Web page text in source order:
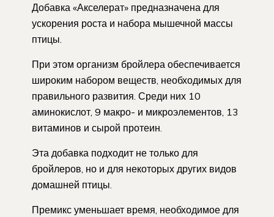
Добавка «Акселерат» предназначена для
ускорения роста и набора мышечной массы
птицы.
При этом организм бройлера обеспечивается
широким набором веществ, необходимых для
правильного развития. Среди них 10
аминокислот, 9 макро- и микроэлементов, 13
витаминов и сырой протеин.
Эта добавка подходит не только для
бройлеров, но и для некоторых других видов
домашней птицы.
Премикс уменьшает время, необходимое для